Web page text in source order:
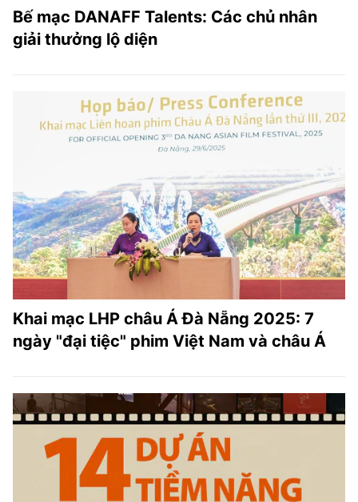
Bế mạc DANAFF Talents: Các chủ nhân
giải thưởng lộ diện
Khai mạc LHP châu Á Đà Nẵng 2025: 7
ngày "đại tiệc" phim Việt Nam và châu Á